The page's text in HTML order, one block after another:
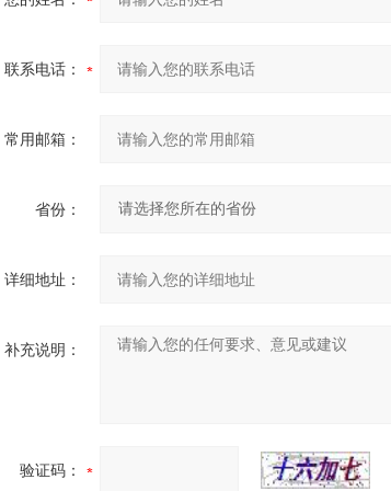
联系电话：
常用邮箱：
省份：
详细地址：
补充说明：
验证码：